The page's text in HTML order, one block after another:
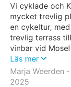
Vi cyklade och
mycket trevlig
en cykeltur,
trevlig terrass
vinbar vid
inom 100 meter
Läs mer
Marja Weerden
2025